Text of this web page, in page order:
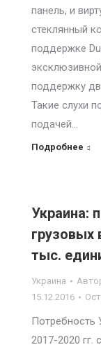
панель, и
стеклянный
поддержке
поддержку
Такие слухи
подачей…
Подробнее
Украина:
грузовых
тыс.
Украина
15.12.2016
Потребность
2017-2020 гг.